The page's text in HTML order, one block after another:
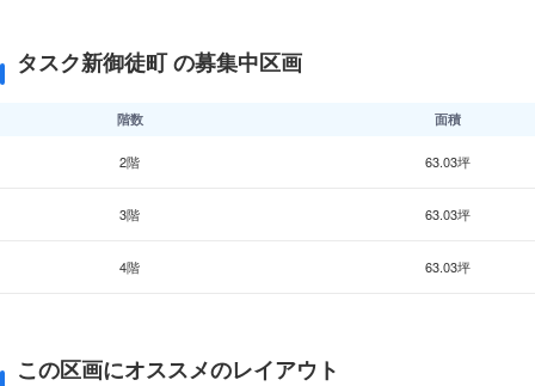
タスク新御徒町 の募集中区画
階数 面積
2階 63.03坪
3階 63.03坪
4階 63.03坪
この区画にオススメのレイアウト